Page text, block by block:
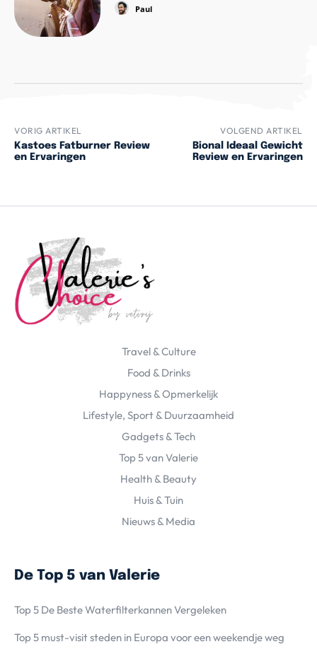
Paul
VORIG ARTIKEL
Kastoes Fatburner Review
en Ervaringen
VOLGEND ARTIKEL
Bional Ideaal Gewicht
Review en Ervaringen
Travel & Culture
Food & Drinks
Happyness & Opmerkelijk
Lifestyle, Sport & Duurzaamheid
Gadgets & Tech
Top 5 van Valerie
Health & Beauty
Huis & Tuin
Nieuws & Media
De Top 5 van Valerie
Top 5 De Beste Waterfilterkannen Vergeleken
Top 5 must-visit steden in Europa voor een weekendje weg